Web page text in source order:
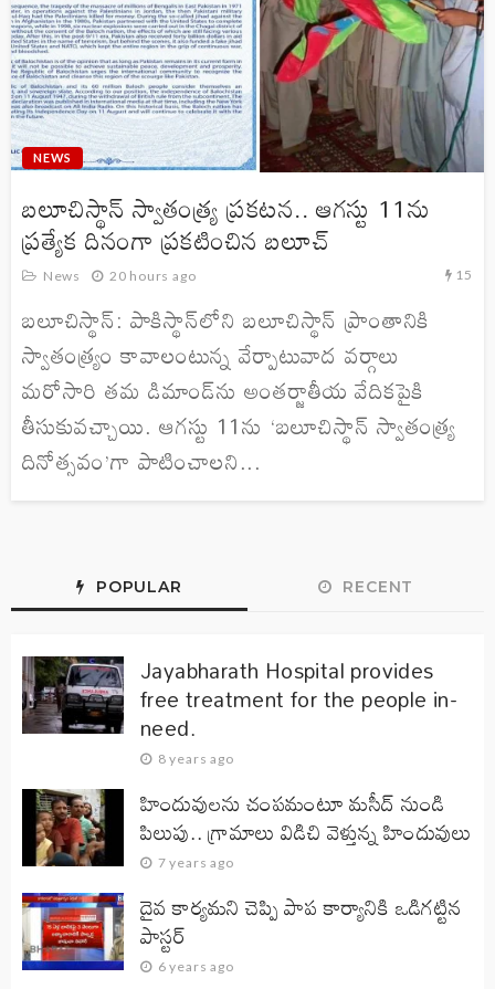
NEWS
బలూచిస్థాన్ స్వాతంత్ర్య ప్రకటన.. ఆగస్టు 11ను
ప్రత్యేక దినంగా ప్రకటించిన బలూచ్
News 20 hours ago 15
బలూచిస్థాన్: పాకిస్థాన్‌లోని బలూచిస్థాన్ ప్రాంతానికి
స్వాతంత్ర్యం కావాలంటున్న వేర్పాటువాద వర్గాలు
మరోసారి తమ డిమాండ్‌ను అంతర్జాతీయ వేదికపైకి
తీసుకువచ్చాయి. ఆగస్టు 11ను ‘బలూచిస్థాన్ స్వాతంత్ర్య
దినోత్సవం’గా పాటించాలని...
POPULAR RECENT
Jayabharath Hospital provides
free treatment for the people in-
need.
8 years ago
హిందువులను చంపమంటూ మసీద్ నుండి
పిలుపు.. గ్రామాలు విడిచి వెళ్తున్న హిందువులు
7 years ago
దైవ కార్యమని చెప్పి పాప కార్యానికి ఒడిగట్టిన
పాస్టర్
6 years ago